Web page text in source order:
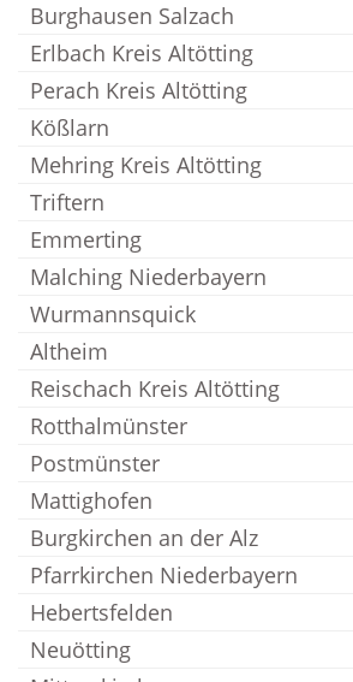
Burghausen Salzach
Erlbach Kreis Altötting
Perach Kreis Altötting
Kößlarn
Mehring Kreis Altötting
Triftern
Emmerting
Malching Niederbayern
Wurmannsquick
Altheim
Reischach Kreis Altötting
Rotthalmünster
Postmünster
Mattighofen
Burgkirchen an der Alz
Pfarrkirchen Niederbayern
Hebertsfelden
Neuötting